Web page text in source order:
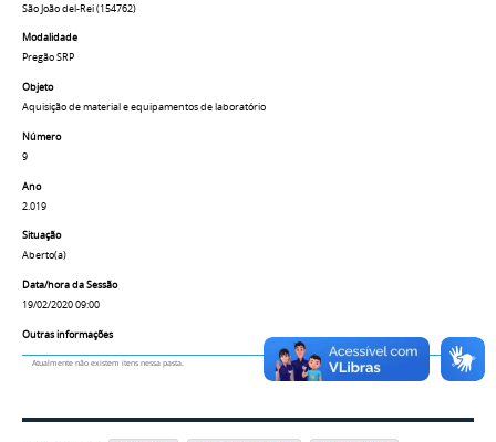
São João del-Rei (154762)
Modalidade
Pregão SRP
Objeto
Aquisição de material e equipamentos de laboratório
Número
9
Ano
2.019
Situação
Aberto(a)
Data/hora da Sessão
19/02/2020 09:00
Outras informações
Atualmente não existem itens nessa pasta.